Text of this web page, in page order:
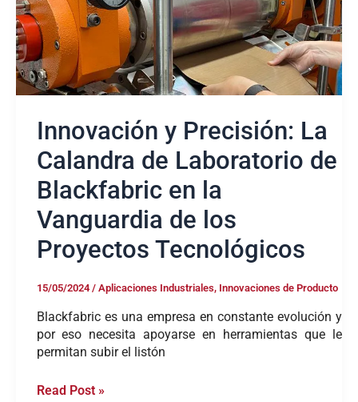
Innovación y Precisión: La
Calandra de Laboratorio de
Blackfabric en la
Vanguardia de los
Proyectos Tecnológicos
15/05/2024 / Aplicaciones Industriales, Innovaciones de Producto
Blackfabric es una empresa en constante evolución y
por eso necesita apoyarse en herramientas que le
permitan subir el listón
de
Blackfabric
en
la
Vanguardia
de
Proyectos
Tecnológicos
Read Post »